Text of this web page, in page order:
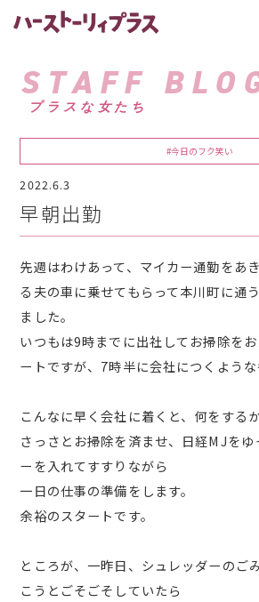
ハー
STAFF
プラスな女たち
#今日のフク笑い
2022.6.3
早朝出勤
先週はわけあって、マイカー通勤をあ
る夫の車に乗せてもらって本川町に通
ました。
いつもは9時までに出社してお掃除を
ートですが、7時半に会社につくような
こんなに早く会社に着くと、何をする
さっさとお掃除を済ませ、日経MJを
ーを入れてすすりながら
一日の仕事の準備をします。
余裕のスタートです。
ところが、一昨日、シュレッダーのご
こうとごそごそしていたら